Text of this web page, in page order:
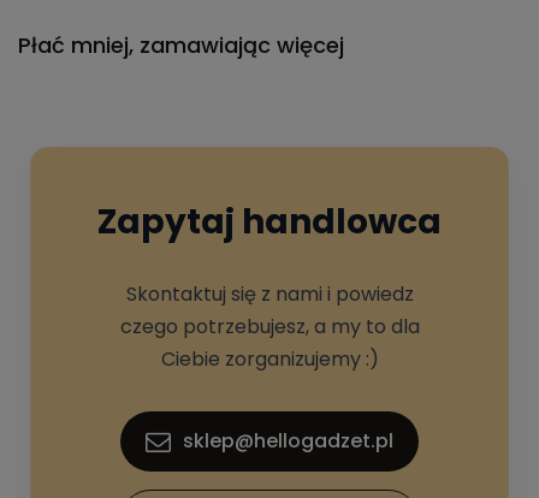
Płać mniej, zamawiając więcej
Zapytaj handlowca
Skontaktuj się z nami i powiedz
czego potrzebujesz, a my to dla
Ciebie zorganizujemy :)
sklep@hellogadzet.pl